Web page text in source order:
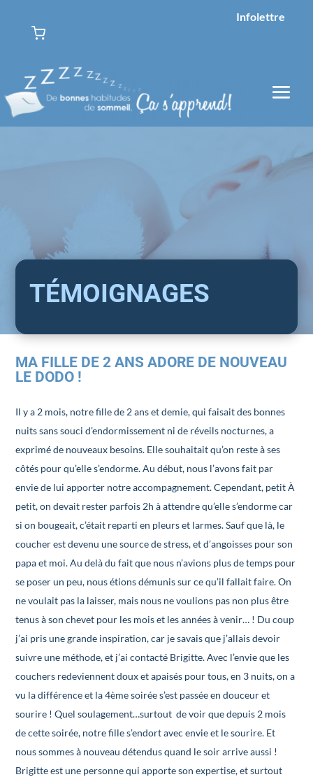
Infolettre
TÉMOIGNAGES
MA FILLE DE 2 ANS ADORE DE NOUVEAU
LE DODO !
Il y a 2 mois, notre fille de 2 ans et demie, qui faisait des bonnes
nuits sans souci d’endormissement ni de réveils nocturnes, a
exprimé de nouveaux besoins. Elle souhaitait qu’on reste à ses
côtés pour qu’elle s’endorme. Au début, nous l’avons fait par
envie de lui apporter notre accompagnement. Cependant, petit À
petit, on devait rester parfois 2h à attendre qu’elle s’endorme car
si on bougeait, c’était reparti en pleurs et larmes. Sauf que là, le
coucher est devenu une source de stress, et d’angoisses pour son
papa et moi. Au delà du fait que nous n’avions plus de temps pour
se poser un peu, nous étions démunis sur ce qu’il fallait faire. On
ne voulait pas la laisser, mais nous ne voulions pas non plus être
tenus à son chevet pour les mois et les années à venir… ! Du coup
j’ai pris une grande inspiration, car je savais que j’allais devoir
suivre une méthode, et j’ai contacté Brigitte. Avec l’envie que les
couchers redeviennent doux et apaisés pour tous, en 3 nuits, on a
vu la différence et la 4ème soirée s’est passée en douceur et
sourire ! Quel soulagement…surtout de voir que depuis 2 mois
de cette soirée, notre fille s’endort avec envie et le sourire. Et
nous sommes à nouveau détendus quand le soir arrive aussi !
Brigitte est une personne qui apporte son expertise, et surtout